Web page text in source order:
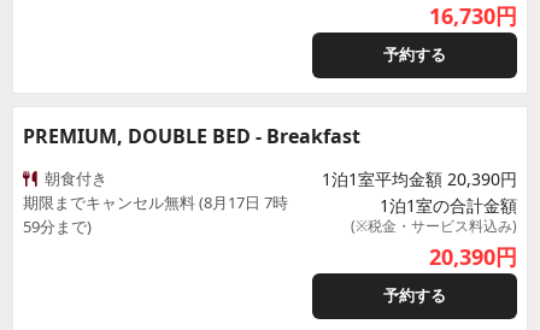
16,730円
予約する
PREMIUM, DOUBLE BED - Breakfast
朝食付き
期限までキャンセル無料 (8月17日 7時
59分まで)
1泊1室平均金額 20,390円
1泊1室の合計金額
(※税金・サービス料込み)
20,390円
予約する